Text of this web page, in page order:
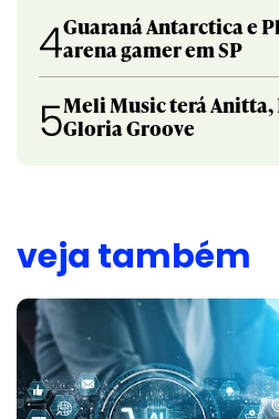
4Guaraná Antarctica e
arena gamer em SP
5Meli Music terá Anitta,
Gloria Groove
veja também